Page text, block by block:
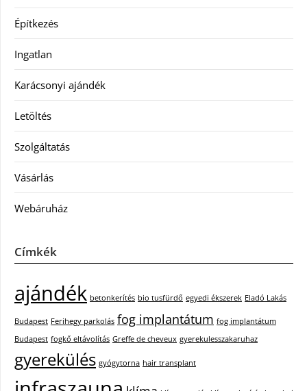
Építkezés
Ingatlan
Karácsonyi ajándék
Letöltés
Szolgáltatás
Vásárlás
Webáruház
Címkék
ajándék betonkerítés bio tusfürdő egyedi ékszerek Eladó Lakás
Budapest Ferihegy parkolás fog implantátum fog implantátum
Budapest fogkő eltávolítás Greffe de cheveux gyerekulesszakaruhaz
gyerekülés gyógytorna hair transplant